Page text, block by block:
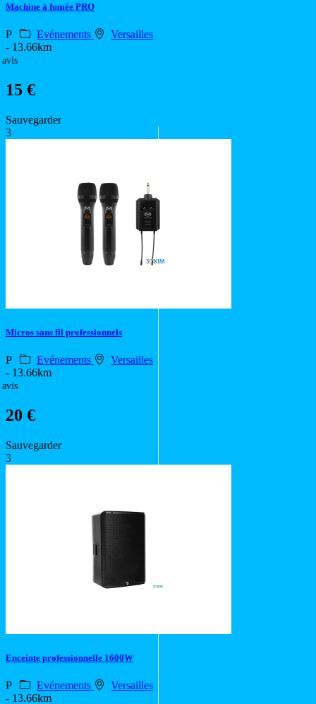
Machine à fumée PRO
P Evénements
Versailles
- 13.66km
avis
15 €
Sauvegarder
3
Micros sans fil professionnels
P Evénements
Versailles
- 13.66km
avis
20 €
Sauvegarder
3
Enceinte professionnelle 1600W
P Evénements
Versailles
- 13.66km